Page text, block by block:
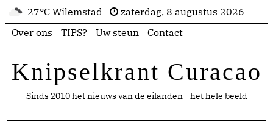
27°C Wilemstad
zaterdag, 8 augustus 2026
Over ons
TIPS? Uw steun Contact
Knipselkrant Curacao
Sinds 2010 het nieuws van de eilanden - het hele beeld